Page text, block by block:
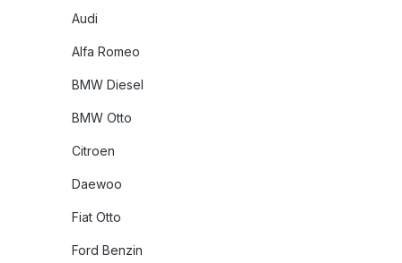
Audi
Alfa Romeo
BMW Diesel
BMW Otto
Citroen
Daewoo
Fiat Otto
Ford Benzin